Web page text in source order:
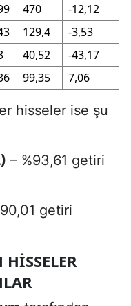
470
-12,12
129,4
-3,53
40,52
-43,17
99,35 7,06
hisseler ise şu
– %93,61 getiri
getiri